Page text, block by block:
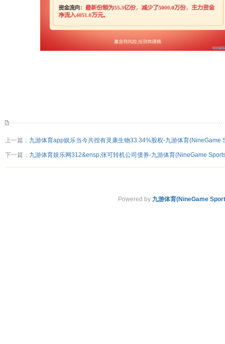
上一篇： 九游体育app娱乐当今共捏有灵康生物33.34%股权-九游体育(NineGame
下一篇： 九游体育娱乐网312&ensp;张可转机公司债券-九游体育(NineGame
Powered by 九游体育(NineGame